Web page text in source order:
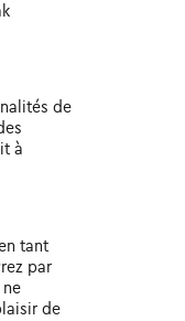
de
à
tant
par
de